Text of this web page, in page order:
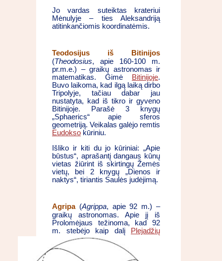
Jo vardas suteiktas krateriui
Mėnulyje – ties Aleksandriją
atitinkančiomis koordinatėmis.
Teodosijus iš Bitinijos
(Theodosius, apie 160-100 m.
pr.m.e.) – graikų astronomas ir
matematikas. Gimė
Bitinijoje.
Buvo laikoma, kad ilgą laiką dirbo
Tripolyje, tačiau dabar jau
nustatyta, kad iš tikro ir gyveno
Bitinijoje. Parašė 3 knygų
„Sphaerics“ apie sferos
geometriją. Veikalas galėjo remtis
Eudokso kūriniu.
Išliko ir kiti du jo kūriniai: „Apie
būstus“, aprašantį dangaus kūnų
vietas žiūrint iš skirtingų Žemės
vietų, bei 2 knygų „Dienos ir
naktys“, tiriantis Saulės judėjimą.
Agripa(Agrippa, apie 92 m.) –
graikų astronomas. Apie jį iš
Prolomėjaus težinoma, kad 92
m. stebėjo kaip dalį Plejadžių